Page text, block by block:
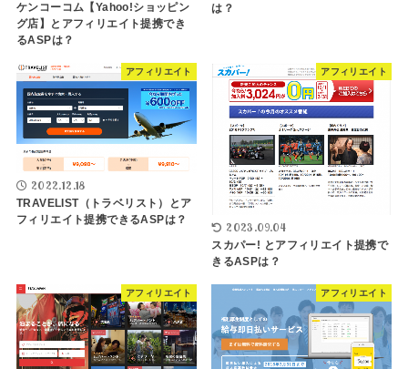
ケンコーコム【Yahoo!ショッピン
グ店】とアフィリエイト提携でき
るASPは？
は？
アフィリエイト
2022.12.18
TRAVELIST（トラベリスト）とア
フィリエイト提携できるASPは？
アフィリエイト
2023.09.04
スカパー! とアフィリエイト提携で
きるASPは？
アフィリエイト アフィリエイト